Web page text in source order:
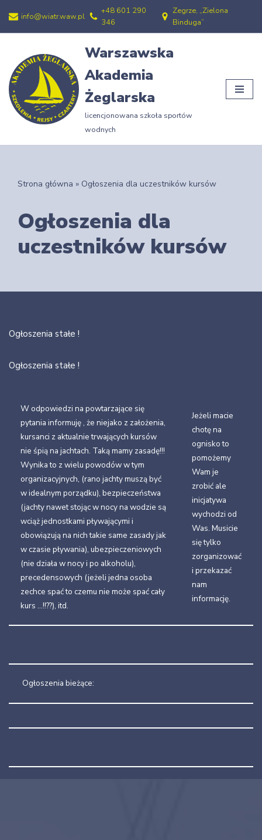
Przejdź
treści
info@wiatr.waw.pl
+48 601 290
346
Zegrze, „Zielona
Binduga”
Warszawska
Akademia
Żeglarska
licencjonowana szkoła sportów
wodnych
Strona główna » Ogłoszenia dla uczestników kursów
Ogłoszenia dla
uczestników kursów
Ogłoszenia stałe !
Ogłoszenia stałe !
W odpowiedzi na powtarzające się
pytania informuję , że niejako z założenia,
kursanci z aktualnie trwających kursów
nie śpią na jachtach. Taką mamy zasadę!!!
Wynika to z wielu powodów w tym
organizacyjnych, (rano jachty muszą być
w idealnym porządku), bezpieczeństwa
(jachty nawet stojąc w nocy na wodzie są
wciąż jednostkami pływającymi i
obowiązują na nich takie same zasady jak
w czasie pływania), ubezpieczeniowych
(nie działa w nocy i po alkoholu),
precedensowych (jeżeli jedna osoba
zechce spać to czemu nie może spać cały
kurs …!!??), itd.
Jeżeli macie
chotę na
ognisko to
pomożemy
Wam je
zrobić ale
inicjatywa
wychodzi od
Was. Musicie
się tylko
zorganizować
i przekazać
nam
informację.
Ogłoszenia bieżące: